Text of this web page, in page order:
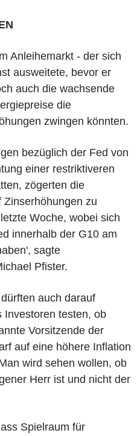
Anleihemarkt - der sich
ausweitete, bevor er
auch die wachsende
die
zwingen könnten.
bezüglich der Fed von
einer restriktiveren
zögerten die
zu
Woche, wobei sich
innerhalb der G10 am
sagte
Pfister.
auch darauf
Investoren testen, ob
Vorsitzende der
auf eine höhere Inflation
wird sehen wollen, ob
Herr ist und nicht der
Spielraum für